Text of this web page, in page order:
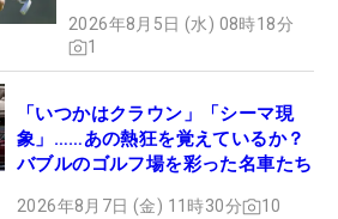
2026年8月5日 (水) 08時18分
1
「いつかはクラウン」「シーマ現
象」……あの熱狂を覚えているか？
バブルのゴルフ場を彩った名車たち
2026年8月7日 (金) 11時30分 10